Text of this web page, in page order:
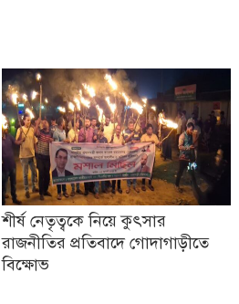
শীর্ষ নেতৃত্বকে নিয়ে কুৎসার
রাজনীতির প্রতিবাদে গোদাগাড়ীতে
বিক্ষোভ